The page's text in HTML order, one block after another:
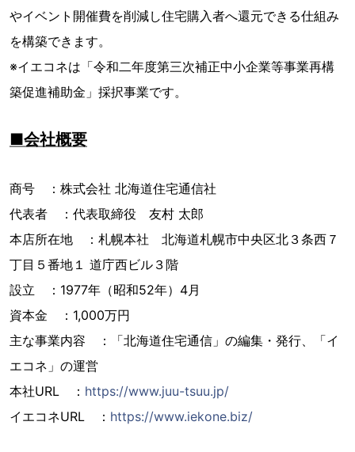
やイベント開催費を削減し住宅購入者へ還元できる仕組み
を構築できます。
※イエコネは「令和二年度第三次補正中小企業等事業再構
築促進補助金」採択事業です。
■会社概要
商号 ：株式会社 北海道住宅通信社
代表者 ：代表取締役 友村 太郎
本店所在地 ：札幌本社 北海道札幌市中央区北３条西７
丁目５番地１ 道庁西ビル３階
設立 ：1977年（昭和52年）4月
資本金 ：1,000万円
主な事業内容 ：「北海道住宅通信」の編集・発行、「イ
エコネ」の運営
本社URL ： https://www.juu-tsuu.jp/
イエコネURL ： https://www.iekone.biz/